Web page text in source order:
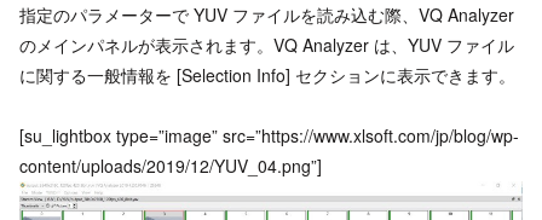
指定のパラメーターで YUV ファイルを読み込む際、VQ Analyzer
のメインパネルが表示されます。VQ Analyzer は、YUV ファイル
に関する一般情報を [Selection Info] セクションに表示できます。
[su_lightbox type=”image” src=”https://www.xlsoft.com/jp/blog/wp-
content/uploads/2019/12/YUV_04.png”]